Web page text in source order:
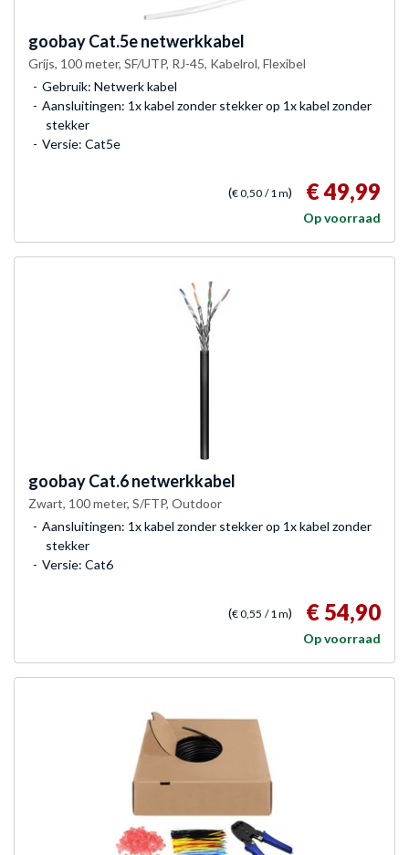
goobayCat.5e netwerkkabel
Grijs, 100 meter, SF/UTP, RJ-45, Kabelrol, Flexibel
Gebruik: Netwerk kabel
Aansluitingen: 1x kabel zonder stekker op 1x kabel zonder
stekker
Versie: Cat5e
(€ 0,50 / 1 m) € 49,99
Op voorraad
goobayCat.6 netwerkkabel
Zwart, 100 meter, S/FTP, Outdoor
Aansluitingen: 1x kabel zonder stekker op 1x kabel zonder
stekker
Versie: Cat6
(€ 0,55 / 1 m) € 54,90
Op voorraad